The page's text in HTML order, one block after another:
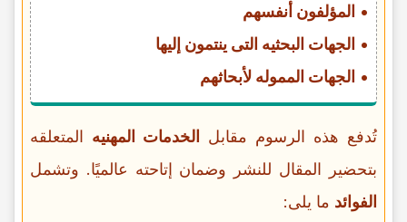
• المؤلفون أنفسهم
• الجهات البحثیه التی ینتمون إلیها
• الجهات المموله لأبحاثهم
تُدفع هذه الرسوم مقابل الخدمات المهنیه المتعلقه
بتحضیر المقال للنشر وضمان إتاحته عالمیًا. وتشمل
الفوائد ما یلی: